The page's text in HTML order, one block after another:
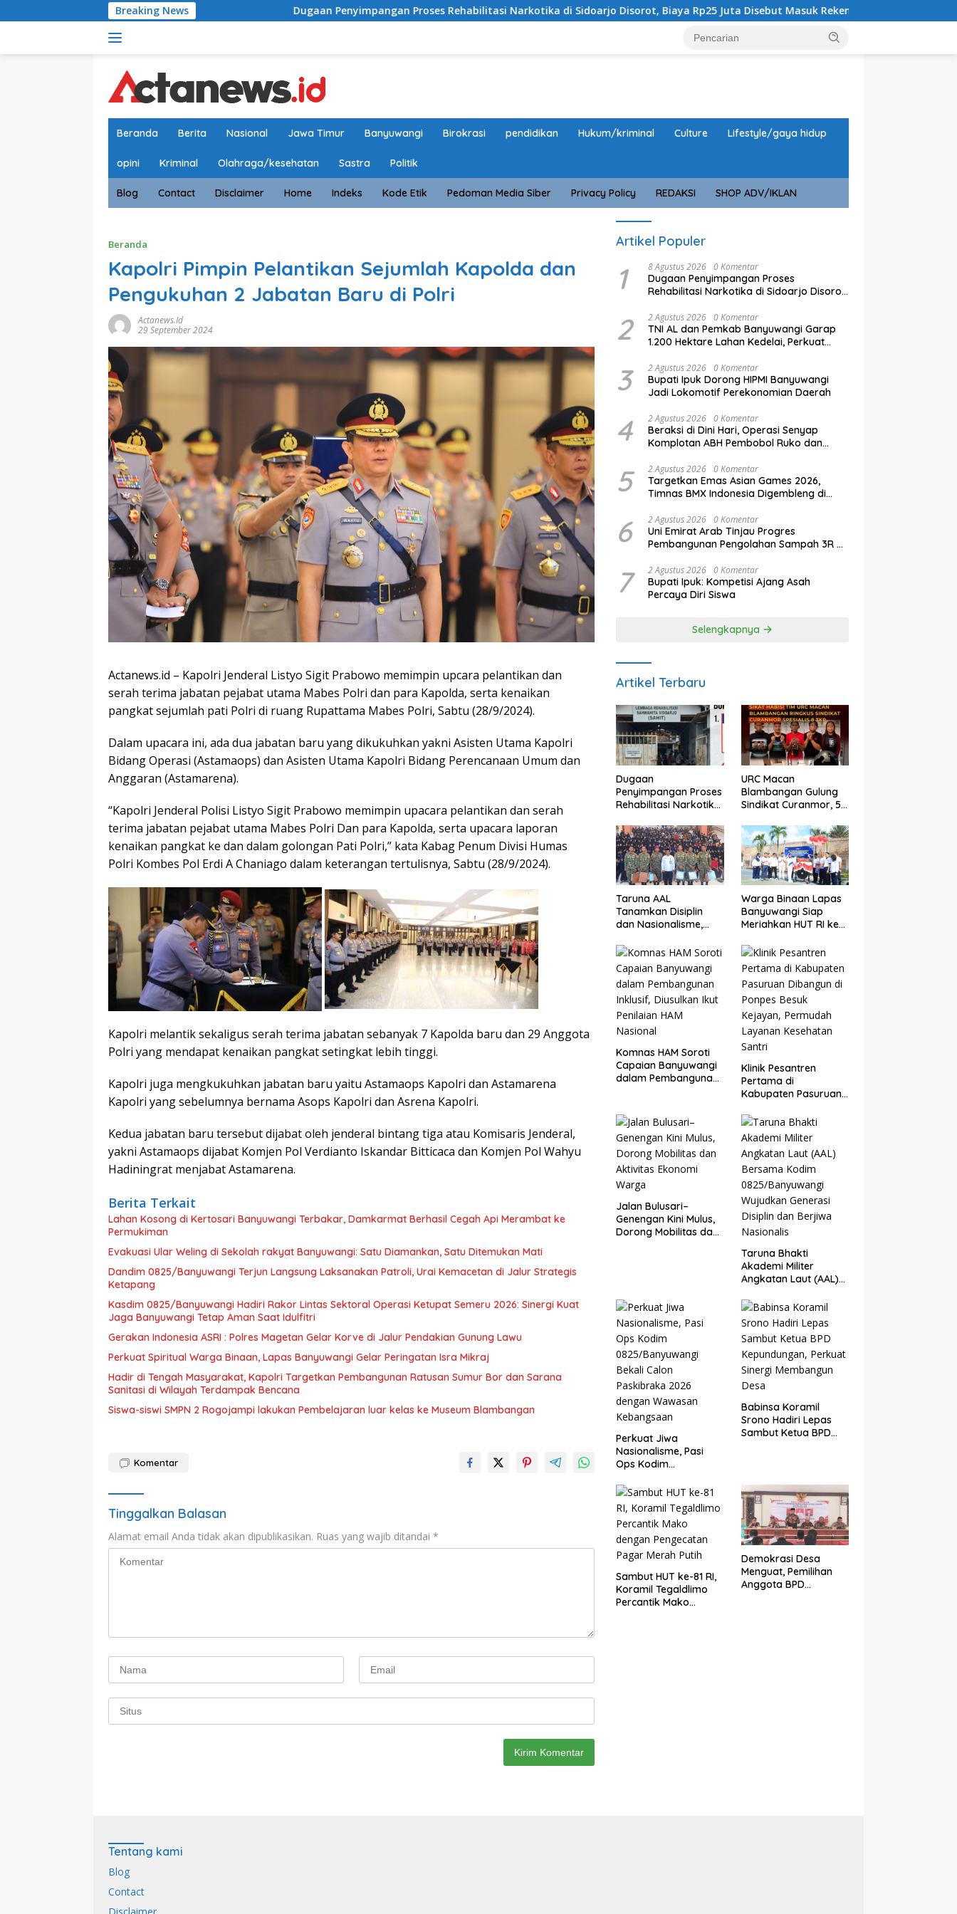
ke
Breaking News Dugaan Penyimpangan Proses Rehabilitasi Narkotika di Sidoarjo Disorot, Biaya Rp25 Juta Disebut Masuk Rekening Pribadi
Beranda Berita Nasional Jawa Timur Banyuwangi Birokrasi pendidikan Hukum/kriminal Culture Lifestyle/gaya hidup
opini Kriminal Olahraga/kesehatan Sastra Politik
Blog Contact Disclaimer Home Indeks Kode Etik Pedoman Media Siber Privacy Policy REDAKSI SHOP ADV/IKLAN
Beranda
Kapolri Pimpin Pelantikan Sejumlah Kapolda dan
Pengukuhan 2 Jabatan Baru di Polri
Actanews.id
29 September 2024
Actanews.id – Kapolri Jenderal Listyo Sigit Prabowo memimpin upcara pelantikan dan
serah terima jabatan pejabat utama Mabes Polri dan para Kapolda, serta kenaikan
pangkat sejumlah pati Polri di ruang Rupattama Mabes Polri, Sabtu (28/9/2024).
Dalam upacara ini, ada dua jabatan baru yang dikukuhkan yakni Asisten Utama Kapolri
Bidang Operasi (Astamaops) dan Asisten Utama Kapolri Bidang Perencanaan Umum dan
Anggaran (Astamarena).
“Kapolri Jenderal Polisi Listyo Sigit Prabowo memimpin upacara pelantikan dan serah
terima jabatan pejabat utama Mabes Polri Dan para Kapolda, serta upacara laporan
kenaikan pangkat ke dan dalam golongan Pati Polri,” kata Kabag Penum Divisi Humas
Polri Kombes Pol Erdi A Chaniago dalam keterangan tertulisnya, Sabtu (28/9/2024).
Kapolri melantik sekaligus serah terima jabatan sebanyak 7 Kapolda baru dan 29 Anggota
Polri yang mendapat kenaikan pangkat setingkat lebih tinggi.
Kapolri juga mengkukuhkan jabatan baru yaitu Astamaops Kapolri dan Astamarena
Kapolri yang sebelumnya bernama Asops Kapolri dan Asrena Kapolri.
Kedua jabatan baru tersebut dijabat oleh jenderal bintang tiga atau Komisaris Jenderal,
yakni Astamaops dijabat Komjen Pol Verdianto Iskandar Bitticaca dan Komjen Pol Wahyu
Hadiningrat menjabat Astamarena.
Berita Terkait
Lahan Kosong di Kertosari Banyuwangi Terbakar, Damkarmat Berhasil Cegah Api Merambat ke
Permukiman
Evakuasi Ular Weling di Sekolah rakyat Banyuwangi: Satu Diamankan, Satu Ditemukan Mati
Dandim 0825/Banyuwangi Terjun Langsung Laksanakan Patroli, Urai Kemacetan di Jalur Strategis
Ketapang
Kasdim 0825/Banyuwangi Hadiri Rakor Lintas Sektoral Operasi Ketupat Semeru 2026: Sinergi Kuat
Jaga Banyuwangi Tetap Aman Saat Idulfitri
Gerakan Indonesia ASRI : Polres Magetan Gelar Korve di Jalur Pendakian Gunung Lawu
Perkuat Spiritual Warga Binaan, Lapas Banyuwangi Gelar Peringatan Isra Mikraj
Hadir di Tengah Masyarakat, Kapolri Targetkan Pembangunan Ratusan Sumur Bor dan Sarana
Sanitasi di Wilayah Terdampak Bencana
Siswa-siswi SMPN 2 Rogojampi lakukan Pembelajaran luar kelas ke Museum Blambangan
Komentar
Tinggalkan Balasan
Alamat email Anda tidak akan dipublikasikan. Ruas yang wajib ditandai *
Artikel Populer
1 8 Agustus 2026 0 Komentar
Dugaan Penyimpangan Proses
Rehabilitasi Narkotika di Sidoarjo Disorot,
Pribadi
2 2 Agustus 2026 0 Komentar
TNI AL dan Pemkab Banyuwangi Garap
1.200 Hektare Lahan Kedelai, Perkuat
3 2 Agustus 2026 0 Komentar
Bupati Ipuk Dorong HIPMI Banyuwangi
Jadi Lokomotif Perekonomian Daerah
4 2 Agustus 2026 0 Komentar
Beraksi di Dini Hari, Operasi Senyap
Komplotan ABH Pembobol Ruko dan
Blambangan
5 2 Agustus 2026 0 Komentar
Targetkan Emas Asian Games 2026,
Timnas BMX Indonesia Digembleng di
6 2 Agustus 2026 0 Komentar
Uni Emirat Arab Tinjau Progres
Pembangunan Pengolahan Sampah 3R di
7 2 Agustus 2026 0 Komentar
Bupati Ipuk: Kompetisi Ajang Asah
Percaya Diri Siswa
Selengkapnya
Artikel Terbaru
Dugaan
Penyimpangan Proses
Rehabilitasi Narkotika
Biaya Rp25 Juta
Disebut Masuk
Rekening Pribadi
URC Macan
Blambangan Gulung
Sindikat Curanmor, 5
Terungkap Beraksi di
8 TKP Banyuwangi
Taruna AAL
Tanamkan Disiplin
dan Nasionalisme,
Bhakti di Banyuwangi
Resmi Ditutup
Warga Binaan Lapas
Banyuwangi Siap
Meriahkan HUT RI ke
Perlombaan
Komnas HAM Soroti
Capaian Banyuwangi
dalam Pembangunan
Nasional
Klinik Pesantren
Pertama di
Kabupaten Pasuruan
Besuk Kejayan,
Permudah Layanan
Kesehatan Santri
Jalan Bulusari–
Genengan Kini Mulus,
Dorong Mobilitas dan
Taruna Bhakti
Akademi Militer
Angkatan Laut (AAL)
0825/Banyuwangi
Wujudkan Generasi
Disiplin dan Berjiwa
Nasionalis
Perkuat Jiwa
Nasionalisme, Pasi
Ops Kodim
Bekali Calon
Paskibraka 2026
dengan Wawasan
Kebangsaan
Babinsa Koramil
Srono Hadiri Lepas
Sambut Ketua BPD
Sambut HUT ke-81 RI,
Koramil Tegaldlimo
Percantik Mako
Demokrasi Desa
Menguat, Pemilihan
Anggota BPD
Tentang kami
Blog
Contact